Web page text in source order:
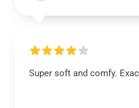
Super soft and comfy.